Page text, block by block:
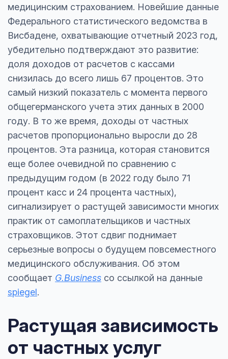
медицинским страхованием. Новейшие данные
Федерального статистического ведомства в
Висбадене, охватывающие отчетный 2023 год,
убедительно подтверждают это развитие:
доля доходов от расчетов с кассами
снизилась до всего лишь 67 процентов. Это
самый низкий показатель с момента первого
общегерманского учета этих данных в 2000
году. В то же время, доходы от частных
расчетов пропорционально выросли до 28
процентов. Эта разница, которая становится
еще более очевидной по сравнению с
предыдущим годом (в 2022 году было 71
процент касс и 24 процента частных),
сигнализирует о растущей зависимости многих
практик от самоплательщиков и частных
страховщиков. Этот сдвиг поднимает
серьезные вопросы о будущем повсеместного
медицинского обслуживания. Об этом
сообщает G.Business со ссылкой на данные
spiegel.
Растущая зависимость
от частных услуг